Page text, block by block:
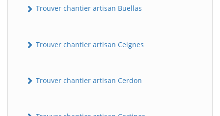
Trouver chantier artisan Buellas
Trouver chantier artisan Ceignes
Trouver chantier artisan Cerdon